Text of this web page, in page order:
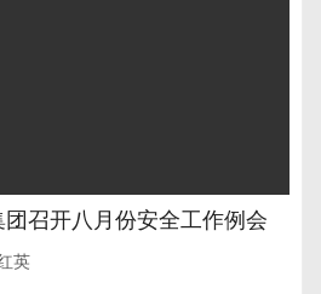
召开八月份安全工作例会
英